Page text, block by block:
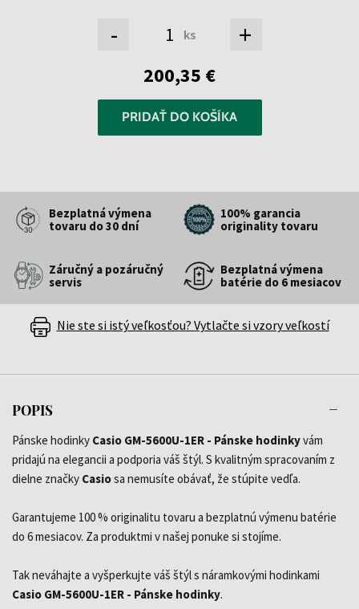
- ks +
200,35 €
PRIDAŤ DO KOŠÍKA
Bezplatná výmena
tovaru do 30 dní
100% garancia
originality tovaru
Záručný a pozáručný
servis
Bezplatná výmena
batérie do 6 mesiacov
Nie ste si istý veľkosťou? Vytlačte si vzory veľkostí
POPIS
Pánske hodinky Casio GM-5600U-1ER - Pánske hodinkyvám
pridajú na elegancii a podporia váš štýl. S kvalitným spracovaním z
dielne značky Casiosa nemusíte obávať, že stúpite vedľa.
Garantujeme 100 % originalitu tovaru a bezplatnú výmenu batérie
do 6 mesiacov. Za produktmi v našej ponuke si stojíme.
Tak neváhajte a vyšperkujte váš štýl s náramkovými hodinkami
Casio GM-5600U-1ER - Pánske hodinky.